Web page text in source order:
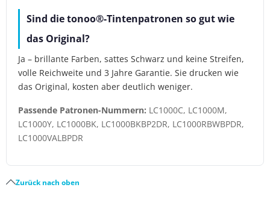
Sind die tonoo®-Tintenpatronen so gut wie
das Original?
Ja – brillante Farben, sattes Schwarz und keine Streifen,
volle Reichweite und 3 Jahre Garantie. Sie drucken wie
das Original, kosten aber deutlich weniger.
Passende Patronen-Nummern: LC1000C, LC1000M,
LC1000Y, LC1000BK, LC1000BKBP2DR, LC1000RBWBPDR,
LC1000VALBPDR
Zurück nach oben